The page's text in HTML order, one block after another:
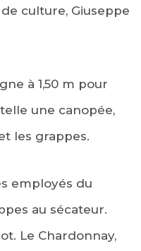
culture, Giuseppe
à 1,50 m pour
une canopée,
les grappes.
employés du
au sécateur.
Le Chardonnay,